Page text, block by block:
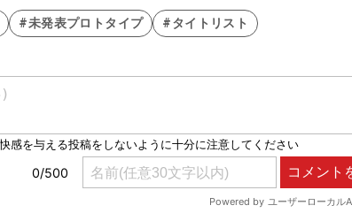
#未発表プロトタイプ #タイトリスト